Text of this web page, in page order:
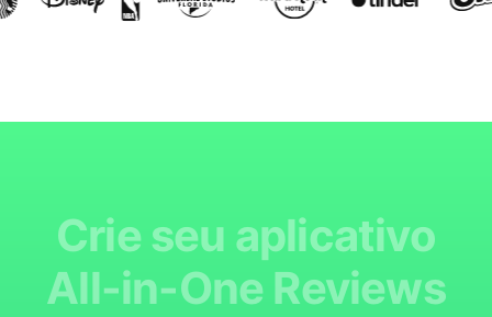
Crie seu aplicativo
All-in-One Reviews